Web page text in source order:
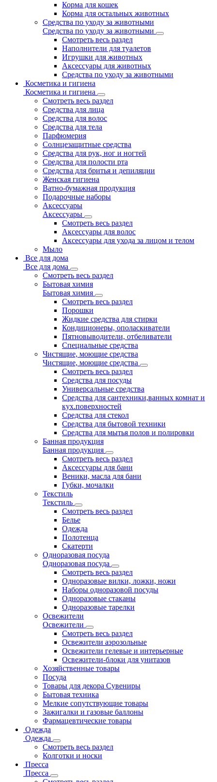
Корма для кошек
Корма для остальных животных
Средства по уходу за животными
Средства по уходу за животными
Смотреть весь раздел
Наполнители для туалетов
Игрушки для животных
Аксессуары для животных
Средства по уходу за животными
Косметика и гигиена
Косметика и гигиена
Смотреть весь раздел
Средства для лица
Средства для волос
Средства для тела
Парфюмерия
Солнцезащитные средства
Средства для рук, ног и ногтей
Средства для полости рта
Средства для бритья и депиляции
Женская гигиена
Ватно-бумажная продукция
Подарочные наборы
Аксессуары
Аксессуары
Смотреть весь раздел
Аксессуары для волос
Аксессуары для ухода за лицом и телом
Мыло
Все для дома
Все для дома
Смотреть весь раздел
Бытовая химия
Бытовая химия
Смотреть весь раздел
Порошки
Жидкие средства для стирки
Кондиционеры, ополаскиватели
Пятновыводители, отбеливатели
Специальные средства
Чистящие, моющие средства
Чистящие, моющие средства
Смотреть весь раздел
Средства для посуды
Универсальные средства
Средства для сантехники,ванных комнат и
кух.поверхностей
Средства для стекол
Средства для бытовой техники
Средства для мытья полов и полировки
Банная продукция
Банная продукция
Смотреть весь раздел
Аксессуары для бани
Веники, масла для бани
Губки, мочалки
Текстиль
Текстиль
Смотреть весь раздел
Белье
Одежда
Полотенца
Скатерти
Одноразовая посуда
Одноразовая посуда
Смотреть весь раздел
Одноразовые вилки, ложки, ножи
Наборы одноразовой посуды
Одноразовые стаканы
Одноразовые тарелки
Освежители
Освежители
Смотреть весь раздел
Освежители аэрозольные
Освежители гелевые и интерьерные
Освежители-блоки для унитазов
Хозяйственные товары
Посуда
Товары для декора Сувениры
Бытовая техника
Мелкие сопутствующие товары
Зажигалки и газовые баллоны
Фармацевтические товары
Одежда
Одежда
Смотреть весь раздел
Колготки и носки
Пресса
Пресса